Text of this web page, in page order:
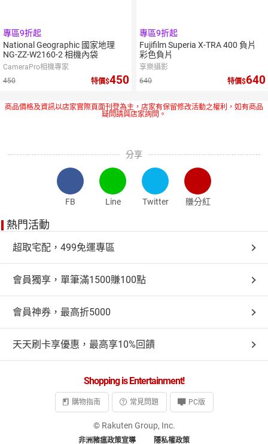
專區9折起
National Geographic 國家地理
NG-ZZ-W2160-2 相機內袋
CameraPro相機專家
450
特價 450
專區9折起
Fujifilm Superia X-TRA 400 負片
彩色負片
享樂攝影
640
特價 640
商品價格及資訊以店家實際頁面刊登為主，店家有保留修改活動之權利，如有商品
疑問請與店家詢問。
分享
FB Line Twitter 賺分紅
熱門活動
超取宅配，499免運專區
會員獨享，單筆滿1500賺100點
會員神券，最高折5000
天天刷卡享優惠，最高享10%回饋
Shopping is Entertainment!
購物指南 常見問題 PC版
© Rakuten Group, Inc.
非洲豬瘟政策宣導 隱私權政策